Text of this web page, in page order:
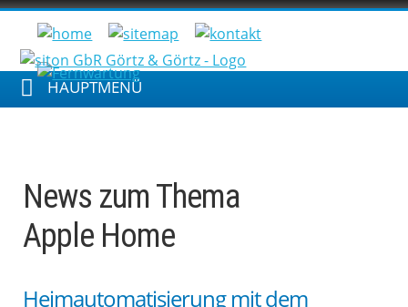
HAUPTMENÜ
News zum Thema
Apple Home
Heimautomatisierung mit dem